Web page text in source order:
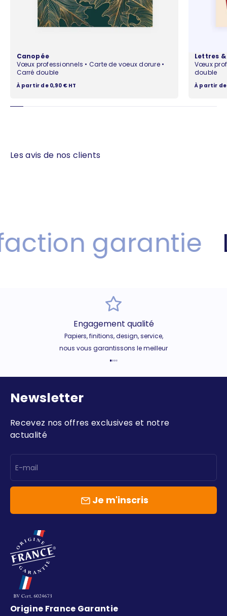
Canopée
Vœux professionnels • Carte de voeux dorure •
Carré double
Prix de vente
À partir de 0,90 € HT
Lettres
Vœux
double
Prix de
À partir de
Les avis de nos clients
garantie
Engagement qualité
Papiers, finitions, design, service,
nous vous garantissons le meilleur
Newsletter
Recevez nos offres exclusives et notre
actualité
E-mail
Je m'inscris
Origine France Garantie